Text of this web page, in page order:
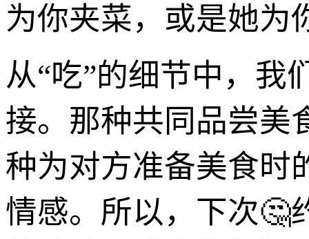
为你夹菜，或是她为
从“吃”的细节中，我
接。那种共同品尝美
种为对方准备美食时
情感。所以，下次🤔